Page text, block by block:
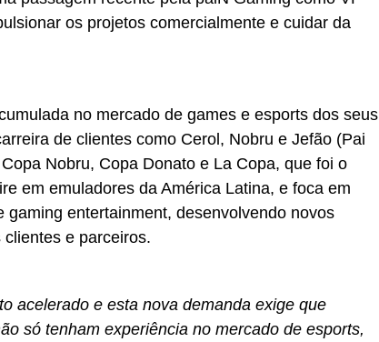
os projetos comercialmente e cuidar da
no mercado de games e esports dos seus
de clientes como Cerol, Nobru e Jefão (Pai
Nobru, Copa Donato e La Copa, que foi o
em emuladores da América Latina, e foca em
entertainment, desenvolvendo novos
e parceiros.
acelerado e esta nova demanda exige que
só tenham experiência no mercado de esports,